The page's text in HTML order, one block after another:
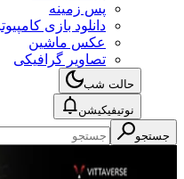
پس زمینه
دانلود بازی
عکس ماشین
تصاویر گرافیکی
حالت شب
نوتیفیکیشن
جستجو